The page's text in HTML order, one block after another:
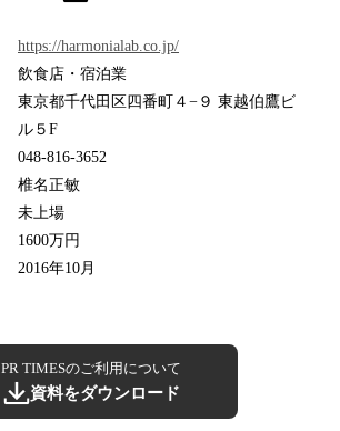
https://harmonialab.co.jp/
飲食店・宿泊業
東京都千代田区四番町４−９ 東越伯鷹ビ
ル５F
048-816-3652
椎名正敏
未上場
1600万円
2016年10月
PR TIMESのご利用について
資料をダウンロード